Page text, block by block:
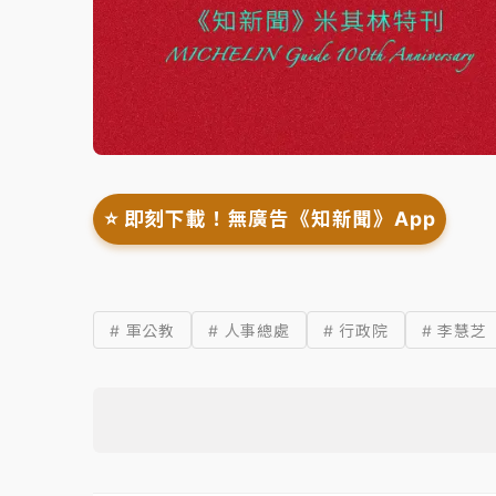
⭐️ 即刻下載！無廣告《知新聞》App
# 軍公教 # 人事總處 # 行政院 # 李慧芝